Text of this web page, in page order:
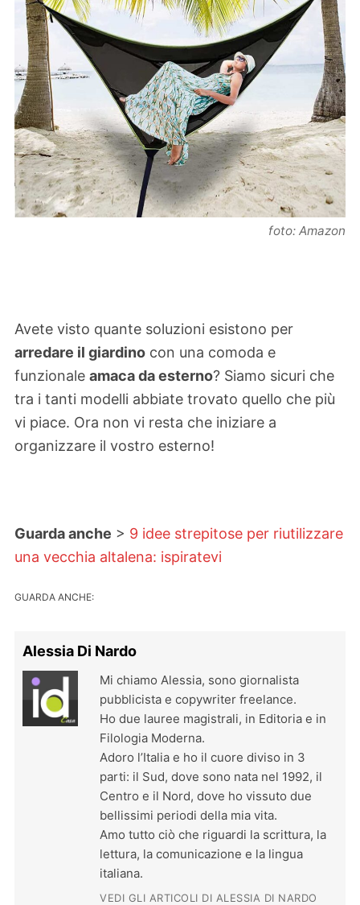
foto: Amazon
Avete visto quante soluzioni esistono per
arredare il giardino con una comoda e
funzionale amaca da esterno? Siamo sicuri che
tra i tanti modelli abbiate trovato quello che più
vi piace. Ora non vi resta che iniziare a
organizzare il vostro esterno!
Guarda anche > 9 idee strepitose per riutilizzare
una vecchia altalena: ispiratevi
GUARDA ANCHE:
Alessia Di Nardo
Mi chiamo Alessia, sono giornalista
pubblicista e copywriter freelance.
Ho due lauree magistrali, in Editoria e in
Filologia Moderna.
Adoro l’Italia e ho il cuore diviso in 3
parti: il Sud, dove sono nata nel 1992, il
Centro e il Nord, dove ho vissuto due
bellissimi periodi della mia vita.
Amo tutto ciò che riguardi la scrittura, la
lettura, la comunicazione e la lingua
italiana.
VEDI GLI ARTICOLI DI ALESSIA DI NARDO